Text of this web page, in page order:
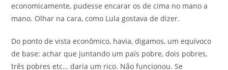
economicamente, pudesse encarar os de cima no mano a
mano. Olhar na cara, como Lula gostava de dizer.
Do ponto de vista econômico, havia, digamos, um equívoco
de base: achar que juntando um país pobre, dois pobres,
três pobres etc… daria um rico. Não funcionou. Se